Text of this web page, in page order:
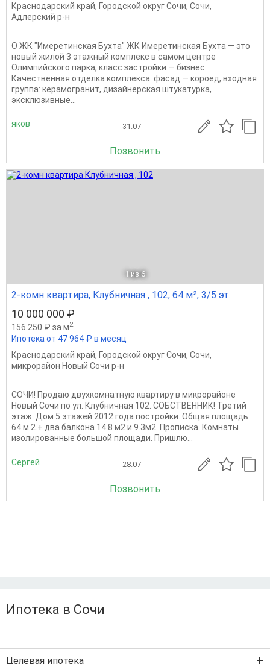
Краснодарский край, Городской округ Сочи, Сочи,
Адлерский р-н
О ЖК "Имеретинская Бухта" ЖК Имеретинская Бухта — это
новый жилой 3 этажный комплекс в самом центре
Олимпийского парка, класс застройки — бизнес.
Качественная отделка комплекса: фасад — короед, входная
группа: керамогранит, дизайнерская штукатурка,
эксклюзивные...
яков 31.07
Позвонить
1 из 6
2-комн квартира, Клубничная , 102, 64 м², 3/5 эт.
10 000 000 ₽
156 250 ₽ за м2
Ипотека от 47 964 ₽ в месяц
Краснодарский край, Городской округ Сочи, Сочи,
микрорайон Новый Сочи р-н
СОЧИ! Продаю двухкомнатную квартиру в микрорайоне
Новый Сочи по ул. Клубничная 102. СОБСТВЕННИК! Третий
этаж. Дом 5 этажей 2012 года постройки. Общая площадь
64 м.2.+ два балкона 14.8 м2 и 9.3м2. Прописка. Комнаты
изолированные большой площади. Пришлю...
Сергей 28.07
Позвонить
Ипотека в Сочи
Целевая ипотека